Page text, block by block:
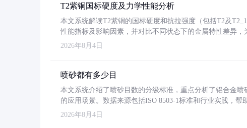
T2紫铜国标硬度及力学性能分析
本文系统解读T2紫铜的国标硬度和抗拉强度（包括T2及
性能指标及影响因素，并对比不同状态下的金属特性差异，
2026年8月4日
喷砂都有多少目
本文系统介绍了喷砂目数的分级标准，重点分析了铝合金
的应用场景。数据来源包括ISO 8503-1标准和行业实践，帮
2026年8月4日